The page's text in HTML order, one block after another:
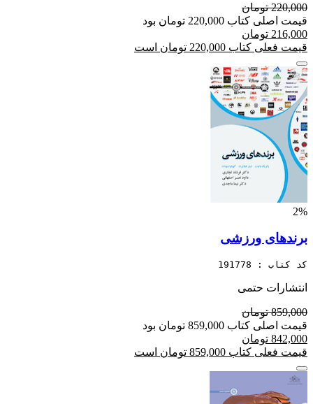
220,000 تومان
قیمت اصلی کتاب 220,000 تومان بود
216,000 تومان
قیمت فعلی کتاب 220,000 تومان است
2%
برندهای ورزشی
کد کتاب : 191778
انتشارات حتمی
859,000 تومان
قیمت اصلی کتاب 859,000 تومان بود
842,000 تومان
قیمت فعلی کتاب 859,000 تومان است